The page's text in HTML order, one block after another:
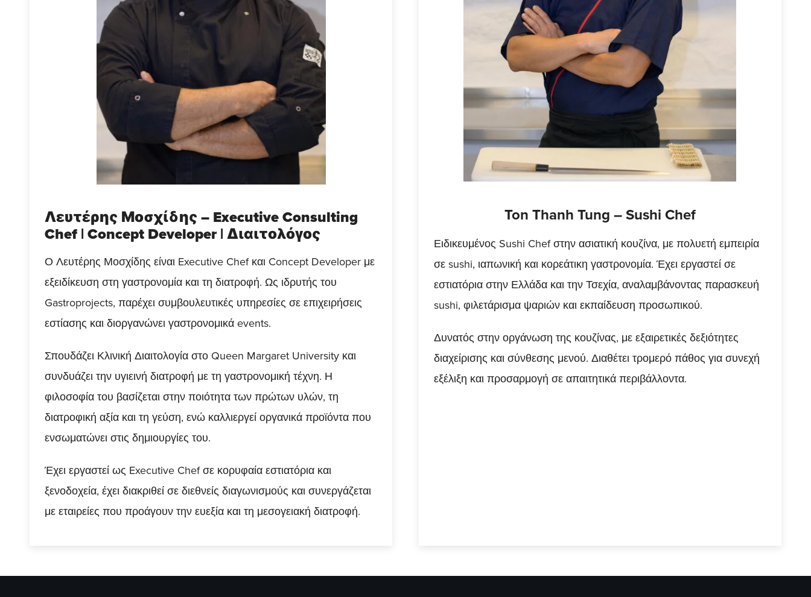
Λευτέρης Μοσχίδης – Executive Consulting
Chef | Concept Developer | Διαιτολόγος
Ο Λευτέρης Μοσχίδης είναι Executive Chef και Concept Developer με
εξειδίκευση στη γαστρονομία και τη διατροφή. Ως ιδρυτής του
Gastroprojects, παρέχει συμβουλευτικές υπηρεσίες σε επιχειρήσεις
εστίασης και διοργανώνει γαστρονομικά events.
Σπουδάζει Κλινική Διαιτολογία στο Queen Margaret University και
συνδυάζει την υγιεινή διατροφή με τη γαστρονομική τέχνη. Η
φιλοσοφία του βασίζεται στην ποιότητα των πρώτων υλών, τη
διατροφική αξία και τη γεύση, ενώ καλλιεργεί οργανικά προϊόντα που
ενσωματώνει στις δημιουργίες του.
Έχει εργαστεί ως Executive Chef σε κορυφαία εστιατόρια και
ξενοδοχεία, έχει διακριθεί σε διεθνείς διαγωνισμούς και συνεργάζεται
με εταιρείες που προάγουν την ευεξία και τη μεσογειακή διατροφή.
Ton Thanh Tung – Sushi Chef
Ειδικευμένος Sushi Chef στην ασιατική κουζίνα, με πολυετή εμπειρία
σε sushi, ιαπωνική και κορεάτικη γαστρονομία. Έχει εργαστεί σε
εστιατόρια στην Ελλάδα και την Τσεχία, αναλαμβάνοντας παρασκευή
sushi, φιλετάρισμα ψαριών και εκπαίδευση προσωπικού.
Δυνατός στην οργάνωση της κουζίνας, με εξαιρετικές δεξιότητες
διαχείρισης και σύνθεσης μενού. Διαθέτει τρομερό πάθος για συνεχή
εξέλιξη και προσαρμογή σε απαιτητικά περιβάλλοντα.